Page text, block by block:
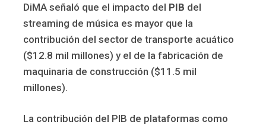
DiMA señaló que el impacto del PIB del
streaming de música es mayor que la
contribución del sector de transporte acuático
($12.8 mil millones) y el de la fabricación de
maquinaria de construcción ($11.5 mil
millones).
La contribución del PIB de plataformas como